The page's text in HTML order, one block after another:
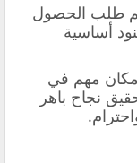
طلب الحصول
أساسية
مهم في
نجاح باهر